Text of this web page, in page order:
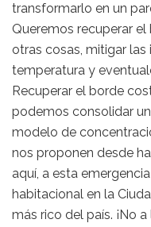
transformarlo en un
Queremos recuperar
otras cosas, mitigar
temperatura y
Recuperar el borde
podemos consolidar
modelo de
nos proponen desde
aquí, a esta
habitacional en la
más rico del país. ¡No